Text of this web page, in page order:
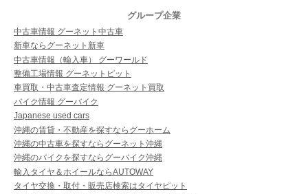
グループ企業
中古車情報 グーネット中古車
新車ならグーネット新車
中古車情報（輸入車） グーワールド
整備工場情報 グーネットピット
車買取・中古車査定情報 グーネット買取
バイク情報 グーバイク
Japanese used cars
沖縄の賃貸・不動産を探すならグーホーム
沖縄の中古車を探すならグーネット沖縄
沖縄のバイクを探すならグーバイク沖縄
輸入タイヤ＆ホイールならAUTOWAY
タイヤ交換・取付・販売店検索はタイヤピット